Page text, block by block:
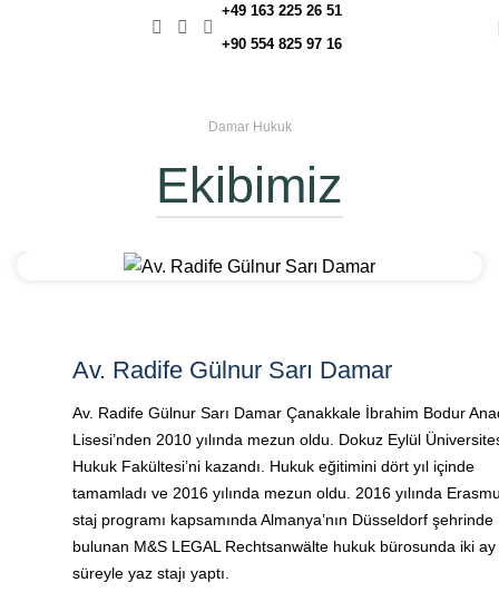
+49 163 225 26 51
+90 554 825 97 16
Damar Hukuk
Ekibimiz
Av. Radife Gülnur Sarı Damar
Av. Radife Gülnur Sarı Damar Çanakkale İbrahim Bodur
Lisesi’nden 2010 yılında mezun oldu. Dokuz Eylül
Hukuk Fakültesi’ni kazandı. Hukuk eğitimini dört yıl içinde
tamamladı ve 2016 yılında mezun oldu. 2016 yılında
staj programı kapsamında Almanya’nın Düsseldorf şehrinde
bulunan M&S LEGAL Rechtsanwälte hukuk bürosunda iki ay
süreyle yaz stajı yaptı.